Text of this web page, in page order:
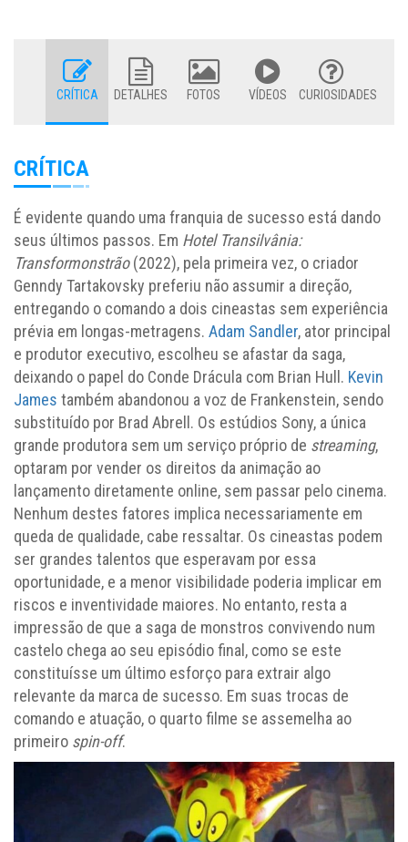
CRÍTICA DETALHES FOTOS VÍDEOS CURIOSIDADES
CRÍTICA
É evidente quando uma franquia de sucesso está dando
seus últimos passos. Em Hotel Transilvânia:
Transformonstrão(2022), pela primeira vez, o criador
Genndy Tartakovsky preferiu não assumir a direção,
entregando o comando a dois cineastas sem experiência
prévia em longas-metragens. Adam Sandler, ator principal
e produtor executivo, escolheu se afastar da saga,
deixando o papel do Conde Drácula com Brian Hull. Kevin
James também abandonou a voz de Frankenstein, sendo
substituído por Brad Abrell. Os estúdios Sony, a única
grande produtora sem um serviço próprio de streaming,
optaram por vender os direitos da animação ao
lançamento diretamente online, sem passar pelo cinema.
Nenhum destes fatores implica necessariamente em
queda de qualidade, cabe ressaltar. Os cineastas podem
ser grandes talentos que esperavam por essa
oportunidade, e a menor visibilidade poderia implicar em
riscos e inventividade maiores. No entanto, resta a
impressão de que a saga de monstros convivendo num
castelo chega ao seu episódio final, como se este
constituísse um último esforço para extrair algo
relevante da marca de sucesso. Em suas trocas de
comando e atuação, o quarto filme se assemelha ao
primeiro spin-off.